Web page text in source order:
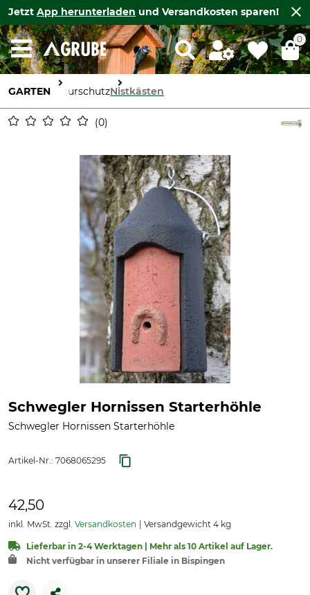
Jetzt App herunterladen und Versandkosten sparen!
0
GARTEN NaturschutzNistkästen
0
Schwegler Hornissen Starterhöhle
Schwegler Hornissen Starterhöhle
Artikel-Nr.: 7068065295
42,50
inkl. MwSt. zzgl. Versandkosten Versandgewicht 4 kg
Lieferbar in 2-4 Werktagen | Mehr als 10 Artikel auf Lager.
Nicht verfügbar in unserer Filiale in Bispingen